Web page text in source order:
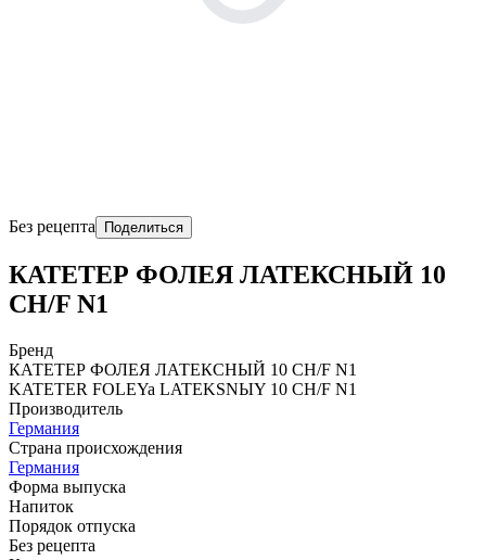
Без рецепта Поделиться
КАТЕТЕР ФОЛЕЯ ЛАТЕКСНЫЙ 10
CH/F N1
Бренд
КАТЕТЕР ФОЛЕЯ ЛАТЕКСНЫЙ 10 CH/F N1
KATЕTЕR FOLЕYa LATЕKSNЫY 10 CH/F N1
Производитель
Германия
Страна происхождения
Германия
Форма выпуска
Напиток
Порядок отпуска
Без рецепта